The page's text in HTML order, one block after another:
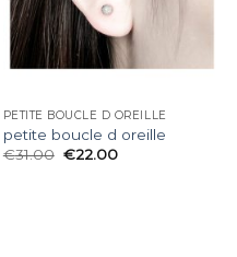
PETITE BOUCLE D OREILLE
petite boucle d oreille
€31.00 €22.00